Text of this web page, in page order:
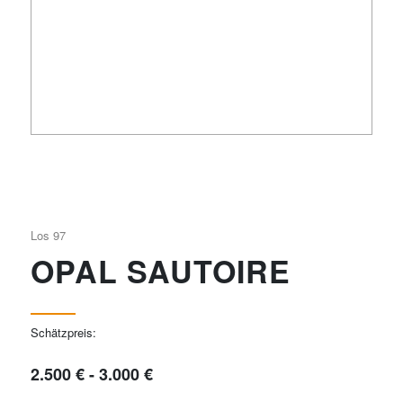
Los 97
OPAL SAUTOIRE
Schätzpreis:
2.500 € - 3.000 €